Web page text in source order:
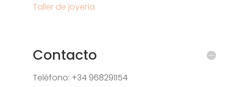
Taller de joyería
Contacto
Teléfono: +34 968291154